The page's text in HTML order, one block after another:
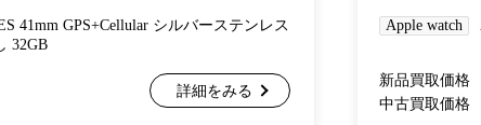
41mm GPS+Cellular シルバーステンレス
32GB
詳細をみる
Apple watch
新品買取価格
中古買取価格